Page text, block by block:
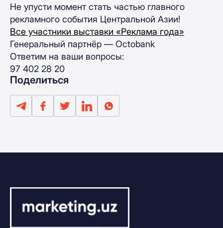
Не упусти момент стать частью главного
рекламного события Центральной Азии!
Все участники выставки «Реклама года»
Генеральный партнёр — Octobank
Ответим на ваши вопросы:
97 402 28 20
Поделиться